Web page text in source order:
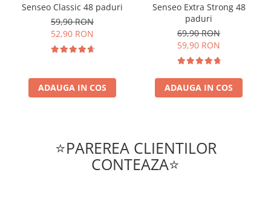
Senseo Classic 48 paduri
59,90 RON
52,90 RON
ADAUGA IN COS
Senseo Extra Strong 48
paduri
69,90 RON
59,90 RON
ADAUGA IN COS
⭐PAREREA CLIENTILOR
CONTEAZA⭐